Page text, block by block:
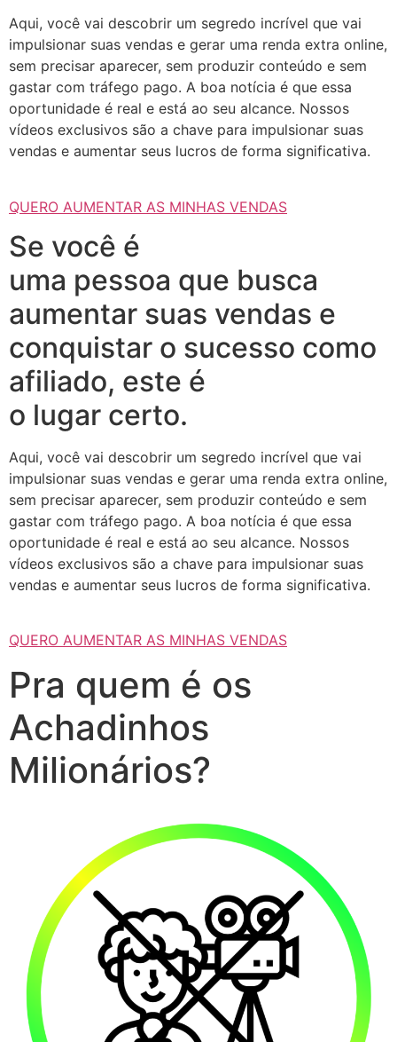
Aqui, você vai descobrir um segredo incrível que vai
impulsionar suas vendas e gerar uma renda extra online,
sem precisar aparecer, sem produzir conteúdo e sem
gastar com tráfego pago. A boa notícia é que essa
oportunidade é real e está ao seu alcance. Nossos
vídeos exclusivos são a chave para impulsionar suas
vendas e aumentar seus lucros de forma significativa.
QUERO AUMENTAR AS MINHAS VENDAS
Se você é
uma pessoa que busca
aumentar suas vendas e
conquistar o sucesso como
afiliado, este é
o lugar certo.
Aqui, você vai descobrir um segredo incrível que vai
impulsionar suas vendas e gerar uma renda extra online,
sem precisar aparecer, sem produzir conteúdo e sem
gastar com tráfego pago. A boa notícia é que essa
oportunidade é real e está ao seu alcance. Nossos
vídeos exclusivos são a chave para impulsionar suas
vendas e aumentar seus lucros de forma significativa.
QUERO AUMENTAR AS MINHAS VENDAS
Pra quem é os
Achadinhos
Milionários?